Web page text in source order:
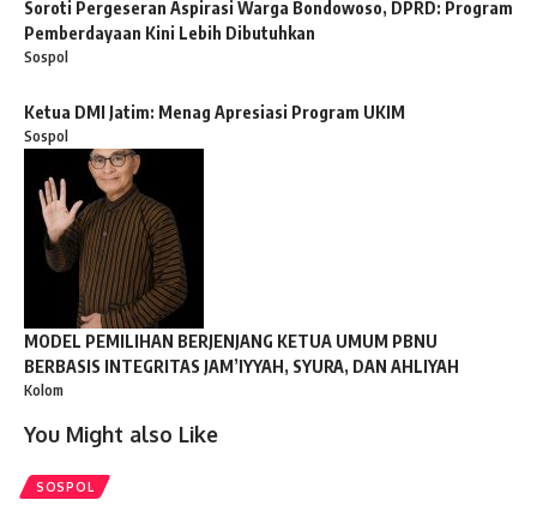
Soroti Pergeseran Aspirasi Warga Bondowoso, DPRD: Program
Pemberdayaan Kini Lebih Dibutuhkan
Sospol
Ketua DMI Jatim: Menag Apresiasi Program UKIM
Sospol
MODEL PEMILIHAN BERJENJANG KETUA UMUM PBNU
BERBASIS INTEGRITAS JAM’IYYAH, SYURA, DAN AHLIYAH
Kolom
You Might also Like
SOSPOL